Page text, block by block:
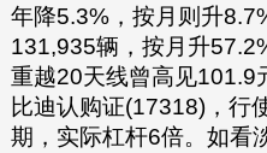
年降5.3%，按月则升
131,935辆，按月升
重越20天线曾高见101.9
比迪认购证(17318)，行
期，实际杠杆6倍。如看